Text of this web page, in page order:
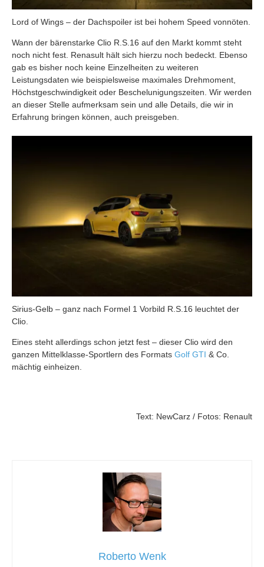
Lord of Wings – der Dachspoiler ist bei hohem Speed vonnöten.
Wann der bärenstarke Clio R.S.16 auf den Markt kommt steht
noch nicht fest. Renasult hält sich hierzu noch bedeckt. Ebenso
gab es bisher noch keine Einzelheiten zu weiteren
Leistungsdaten wie beispielsweise maximales Drehmoment,
Höchstgeschwindigkeit oder Beschelunigungszeiten. Wir werden
an dieser Stelle aufmerksam sein und alle Details, die wir in
Erfahrung bringen können, auch preisgeben.
Sirius-Gelb – ganz nach Formel 1 Vorbild R.S.16 leuchtet der
Clio.
Eines steht allerdings schon jetzt fest – dieser Clio wird den
ganzen Mittelklasse-Sportlern des Formats Golf GTI & Co.
mächtig einheizen.
Text: NewCarz / Fotos: Renault
Roberto Wenk